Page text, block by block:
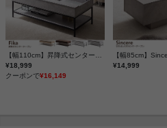
¥18,999
クーポンで¥16,149
¥14,999